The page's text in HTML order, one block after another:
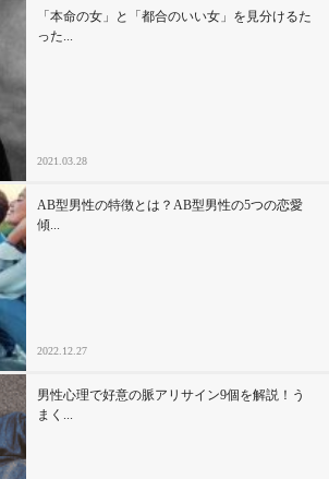
「本命の女」と「都合のいい女」を見分けるた
った...
2021.03.28
AB型男性の特徴とは？AB型男性の5つの恋愛
傾...
2022.12.27
男性心理で好意の脈アリサイン9個を解説！う
まく...